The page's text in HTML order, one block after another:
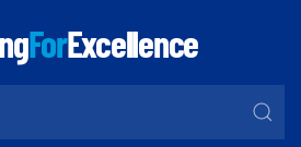
ForExcellence